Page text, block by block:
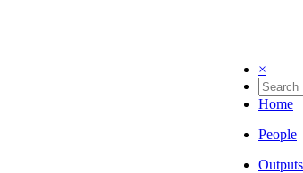
×
Home
People
Outputs